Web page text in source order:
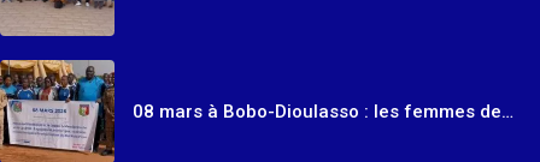
08 mars à Bobo-Dioulasso : les femmes de…